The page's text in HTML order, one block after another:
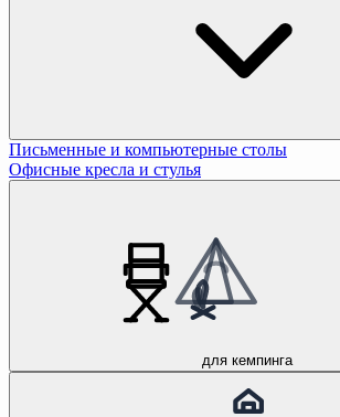
Письменные и компьютерные столы
Офисные кресла и стулья
для кемпинга